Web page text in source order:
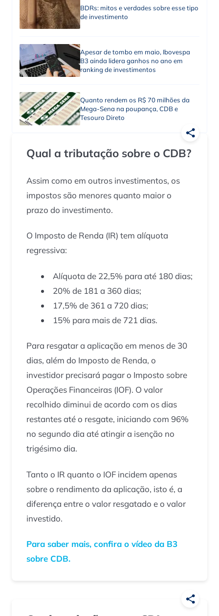
BDRs: mitos e verdades sobre esse tipo
de investimento
Apesar de tombo em maio, Ibovespa
B3 ainda lidera ganhos no ano em
ranking de investimentos
Quanto rendem os R$ 70 milhões da
Mega-Sena na poupança, CDB e
Tesouro Direto
Qual a tributação sobre o CDB?
Assim como em outros investimentos, os
impostos são menores quanto maior o
prazo do investimento.
O Imposto de Renda (IR) tem alíquota
regressiva:
Alíquota de 22,5% para até 180 dias;
20% de 181 a 360 dias;
17,5% de 361 a 720 dias;
15% para mais de 721 dias.
Para resgatar a aplicação em menos de 30
dias, além do Imposto de Renda, o
investidor precisará pagar o Imposto sobre
Operações Financeiras (IOF). O valor
recolhido diminui de acordo com os dias
restantes até o resgate, iniciando com 96%
no segundo dia até atingir a isenção no
trigésimo dia.
Tanto o IR quanto o IOF incidem apenas
sobre o rendimento da aplicação, isto é, a
diferença entre o valor resgatado e o valor
investido.
Para saber mais, confira o vídeo da B3
sobre CDB.